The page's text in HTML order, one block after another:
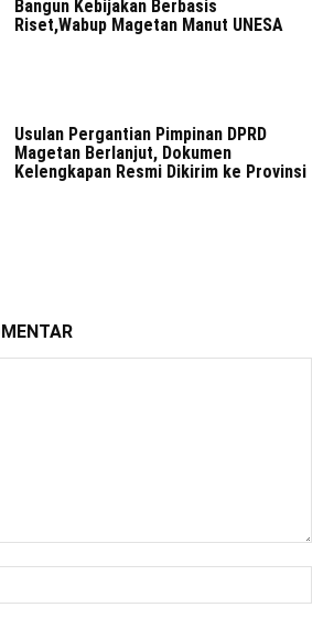
Bangun Kebijakan Berbasis
Riset,Wabup Magetan Manut UNESA
Usulan Pergantian Pimpinan DPRD
Magetan Berlanjut, Dokumen
Kelengkapan Resmi Dikirim ke Provinsi